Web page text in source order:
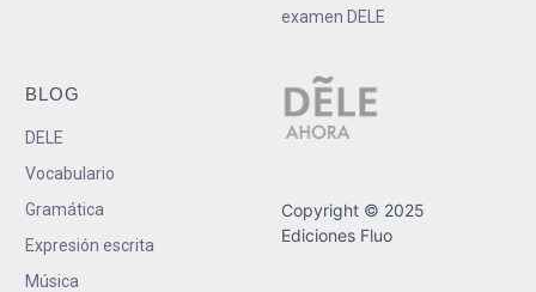
examen DELE
BLOG
DELE
Vocabulario
Gramática
Expresión escrita
Música
Copyright © 2025
Ediciones Fluo